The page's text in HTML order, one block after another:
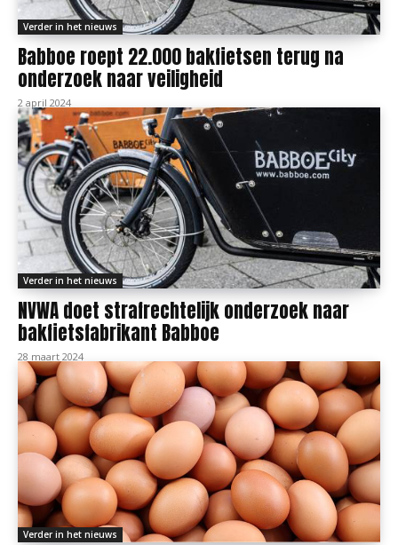
Verder in het nieuws
Babboe roept 22.000 bakfietsen terug na
onderzoek naar veiligheid
2 april 2024
Verder in het nieuws
NVWA doet strafrechtelijk onderzoek naar
bakfietsfabrikant Babboe
28 maart 2024
Verder in het nieuws